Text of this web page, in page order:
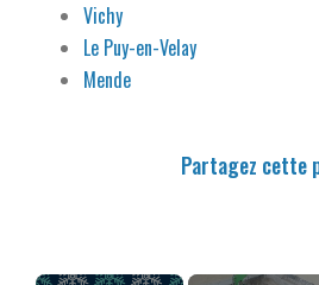
Vichy
Le Puy-en-Velay
Mende